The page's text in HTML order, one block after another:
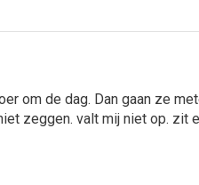
om de dag. Dan gaan ze
zeggen. valt mij niet op. zit